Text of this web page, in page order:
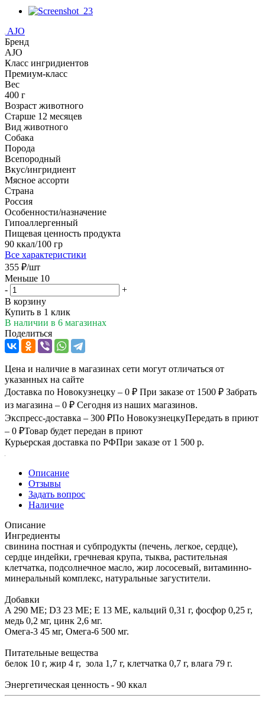
AJO
Бренд
AJO
Класс ингридиентов
Премиум-класс
Вес
400 г
Возраст животного
Старше 12 месяцев
Вид животного
Собака
Порода
Всепородный
Вкус/ингридиент
Мясное ассорти
Страна
Россия
Особенности/назначение
Гипоаллергенный
Пищевая ценность продукта
90 ккал/100 гр
Все характеристики
355 ₽/шт
Меньше 10
-
+
В корзину
Купить в 1 клик
В наличии в 6 магазинах
Поделиться
Цена и наличие в магазинах сети могут отличаться от
указанных на сайте
Доставка по Новокузнецку – 0 ₽ При заказе от 1500 ₽ Забрать
из магазина – 0 ₽ Сегодня из наших магазинов.
Экспресс-доставка – 300 ₽По НовокузнецкуПередать в приют
– 0 ₽Товар будет передан в приют
Курьерская доставка по РФПри заказе от 1 500 р.
Описание
Отзывы
Задать вопрос
Наличие
Описание
Ингредиенты
свинина постная и субпродукты (печень, легкое, сердце),
сердце индейки, гречневая крупа, тыква, растительная
клетчатка, подсолнечное масло, жир лососевый, витаминно-
минеральный комплекс, натуральные загустители.
Добавки
A 290 МЕ; D3 23 МЕ; Е 13 МЕ, кальций 0,31 г, фосфор 0,25 г,
медь 0,2 мг, цинк 2,6 мг.
Омега-3 45 мг, Омега-6 500 мг.
Питательные вещества
белок 10 г, жир 4 г, зола 1,7 г, клетчатка 0,7 г, влага 79 г.
Энергетическая ценность - 90 ккал